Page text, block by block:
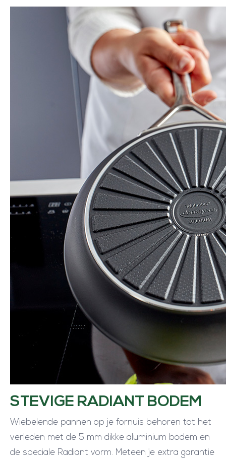
STEVIGE RADIANT BODEM
Wiebelende pannen op je fornuis behoren tot het
verleden met de 5 mm dikke aluminium bodem en
de speciale Radiant vorm. Meteen je extra garantie